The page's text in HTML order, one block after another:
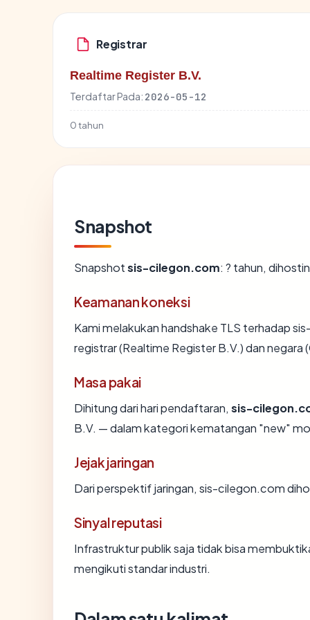
Registrar
Realtime Register B.V.
Terdaftar Pada: 2026-05-12
0 tahun
Snapshot
Snapshotsis-cilegon.com: ? tahun,
Keamanan koneksi
Kami melakukan handshake TLS terhadap
registrar (Realtime Register B.V.) dan negara
Masa pakai
Dihitung dari hari pendaftaran, sis-
B.V. — dalam kategori kematangan "new"
Jejak jaringan
Dari perspektif jaringan, sis-cilegon.com
Sinyal reputasi
Infrastruktur publik saja tidak bisa
mengikuti standar industri.